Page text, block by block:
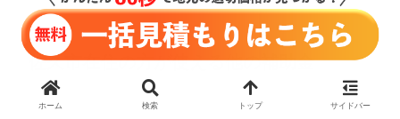
佐久市在住の方が使える他の補助金
ホーム 検索 トップ サイドバー